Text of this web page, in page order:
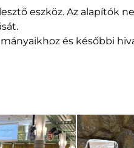
eszköz. Az alapítók
és későbbi